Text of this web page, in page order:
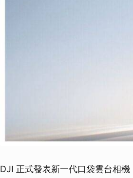
DJI 正式發表新一代口袋雲台相